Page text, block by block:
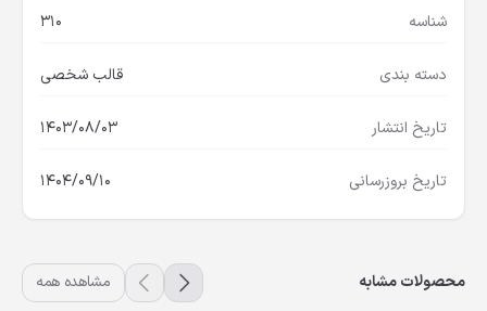
شناسه 310
دسته بندی قالب شخصی
تاریخ انتشار 1403/08/03
تاریخ بروزرسانی 1404/09/10
محصولات مشابه مشاهده همه